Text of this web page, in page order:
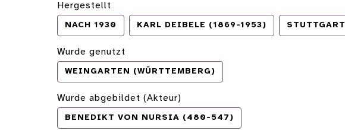
Hergestellt
NACH 1930 KARL DEIBELE (1869-1953) STUTTGART
Wurde genutzt
WEINGARTEN (WÜRTTEMBERG)
Wurde abgebildet (Akteur)
BENEDIKT VON NURSIA (480-547)